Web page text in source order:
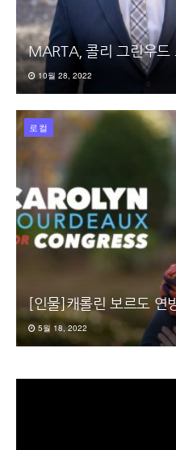
MARTA, 콜리 그린우드
10월 28, 2022
로컬
[인물]캐롤린 보르도 연
5월 18, 2022